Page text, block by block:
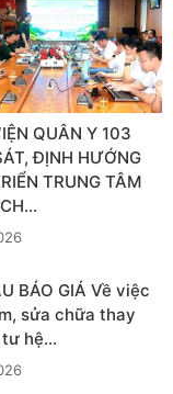
QUÂN Y 103
ĐỊNH HƯỚNG
TRUNG TÂM
BÁO GIÁ Về việc
sửa chữa thay
hệ…